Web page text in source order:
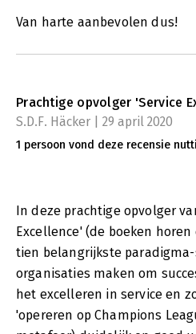
Van harte aanbevolen dus!
Prachtige opvolger 'Service
S.D.F. Häcker | 29 april 2020
1 persoon vond deze recensie
In deze prachtige opvolger
Excellence' (de boeken
tien belangrijkste
organisaties maken om
het excelleren in service en
'opereren op Champions